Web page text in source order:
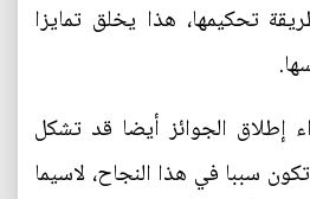
تحكيمها، هذا يخلق تمايزا
إطلاق الجوائز أيضا قد تشكل
سببا في هذا النجاح، لاسيما